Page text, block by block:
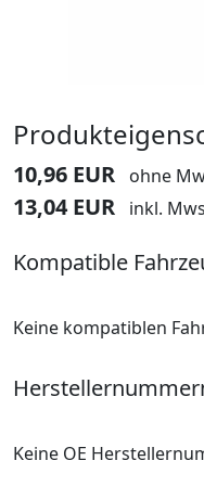
10,96 EUR ohne
13,04 EUR inkl.
Kompatible
Keine kompatiblen
Keine OE